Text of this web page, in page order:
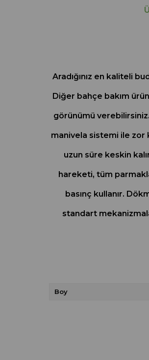
Aradığınız en kaliteli
Diğer bahçe bakım
görünümü
manivela sistemi ile zor
uzun süre keskin
hareketi, tüm
basınç kullanır.
standart
Boy